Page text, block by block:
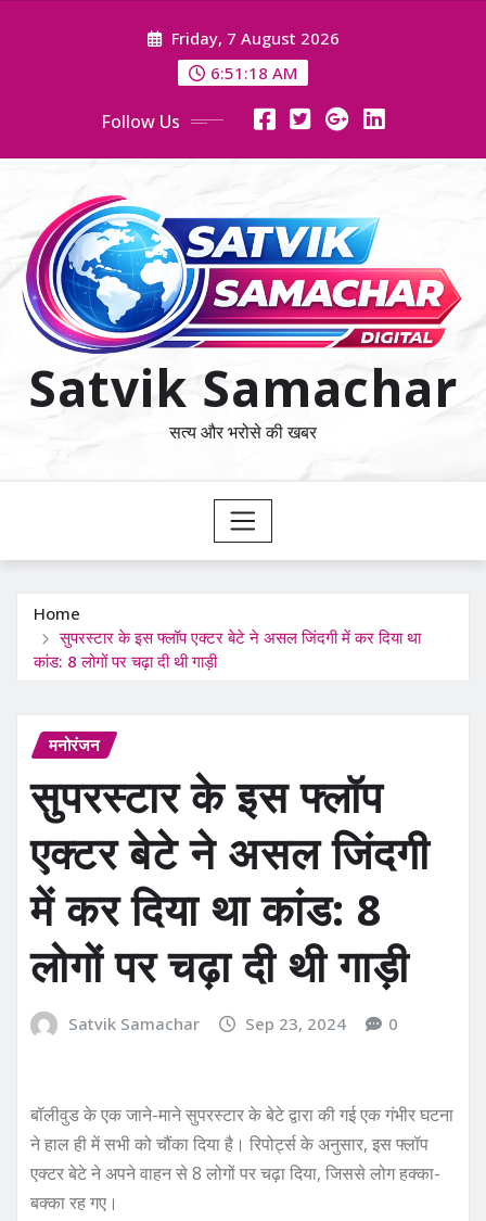
Friday, 7 August 2026
6:51:20 AM
Follow Us
Satvik Samachar
सत्य और भरोसे की खबर
Home
सुपरस्टार के इस फ्लॉप एक्टर बेटे ने असल जिंदगी में कर दिया था
कांड: 8 लोगों पर चढ़ा दी थी गाड़ी
मनोरंजन
सुपरस्टार के इस फ्लॉप
एक्टर बेटे ने असल जिंदगी
में कर दिया था कांड: 8
लोगों पर चढ़ा दी थी गाड़ी
Satvik Samachar Sep 23, 2024 0
बॉलीवुड के एक जाने-माने सुपरस्टार के बेटे द्वारा की गई एक गंभीर घटना
ने हाल ही में सभी को चौंका दिया है। रिपोर्ट्स के अनुसार, इस फ्लॉप
एक्टर बेटे ने अपने वाहन से 8 लोगों पर चढ़ा दिया, जिससे लोग हक्का-
बक्का रह गए।